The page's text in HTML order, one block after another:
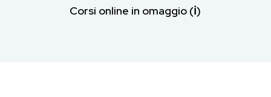
Corsi online in omaggio (ℹ︎)